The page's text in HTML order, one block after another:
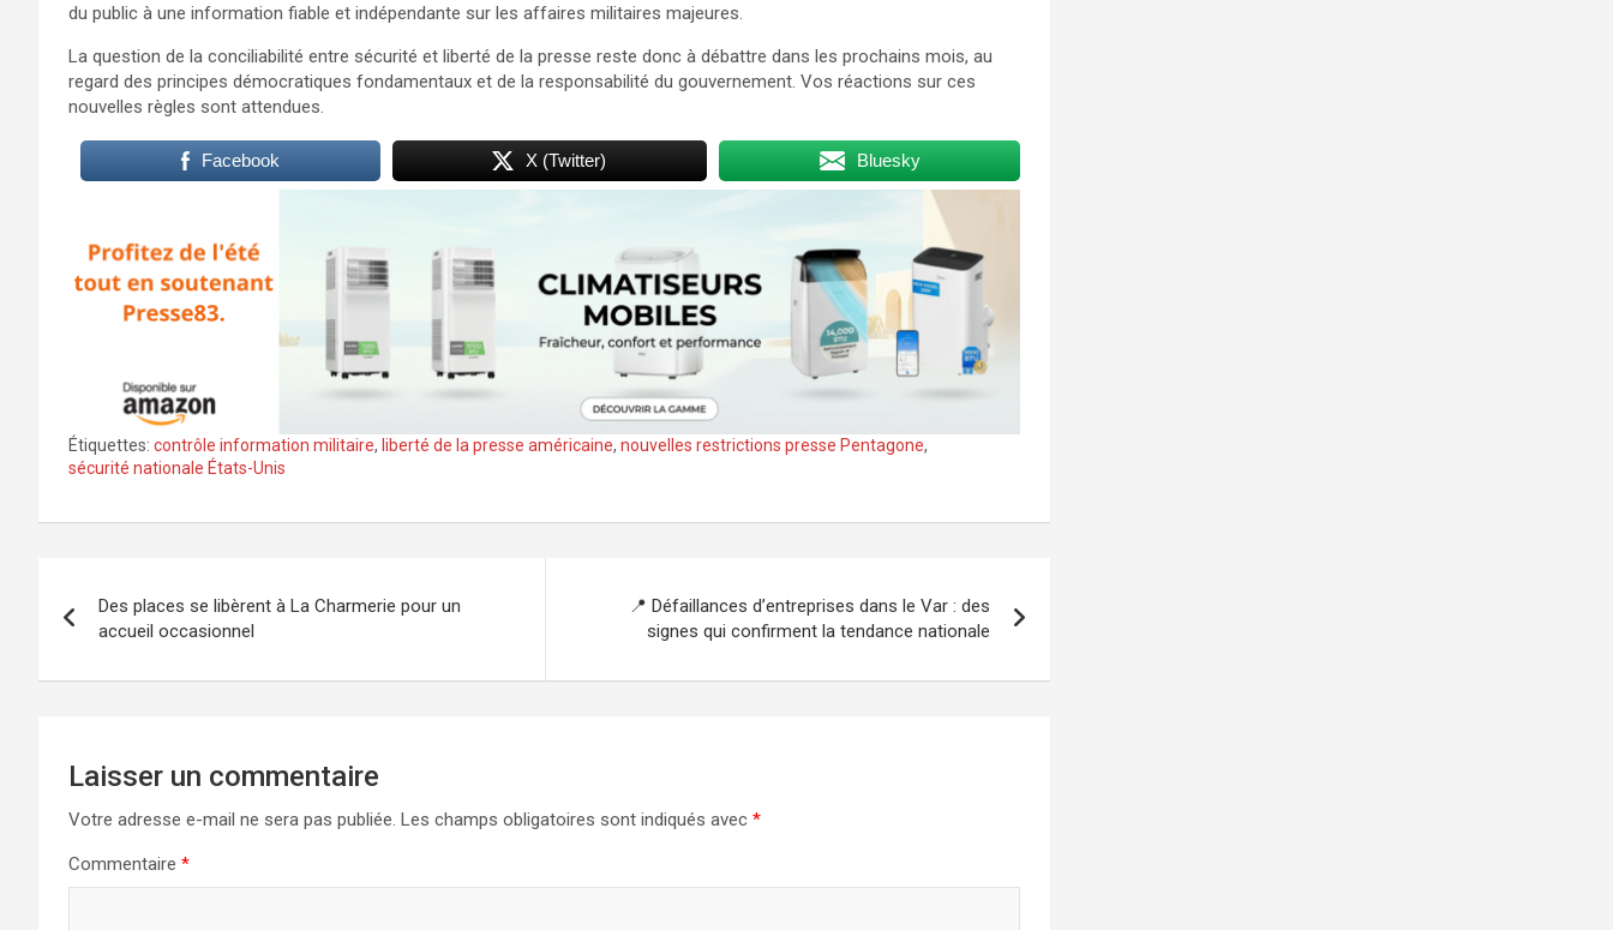
du public à une information fiable et indépendante sur les affaires militaires majeures.
La question de la conciliabilité entre sécurité et liberté de la presse reste donc à débattre dans les prochains mois, au
regard des principes démocratiques fondamentaux et de la responsabilité du gouvernement. Vos réactions sur ces
nouvelles règles sont attendues.
Facebook X (Twitter) Bluesky
Étiquettes: contrôle information militaire, liberté de la presse américaine, nouvelles restrictions presse Pentagone,
sécurité nationale États-Unis
de
l’article
Des places se libèrent à La Charmerie pour un
accueil occasionnel
📍 Défaillances d’entreprises dans le Var : des
signes qui confirment la tendance nationale
Laisser un commentaire
Votre adresse e-mail ne sera pas publiée. Les champs obligatoires sont indiqués avec *
Commentaire *